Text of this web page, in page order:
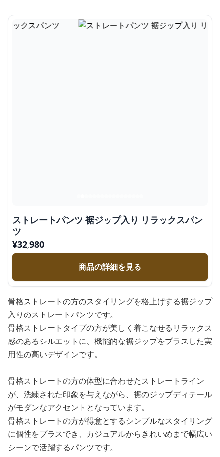
ストレートパンツ 裾ジップ入り リラックスパン
ツ
¥32,980
商品の詳細を見る
骨格ストレートの方のスタイリングを格上げする裾ジップ
入りのストレートパンツです。
骨格ストレートタイプの方が美しく着こなせるリラックス
感のあるシルエットに、機能的な裾ジップをプラスした実
用性の高いデザインです。
骨格ストレートの方の体型に合わせたストレートライン
が、洗練された印象を与えながら、裾のジップディテール
がモダンなアクセントとなっています。
骨格ストレートの方が得意とするシンプルなスタイリング
に個性をプラスでき、カジュアルからきれいめまで幅広い
シーンで活躍するパンツです。